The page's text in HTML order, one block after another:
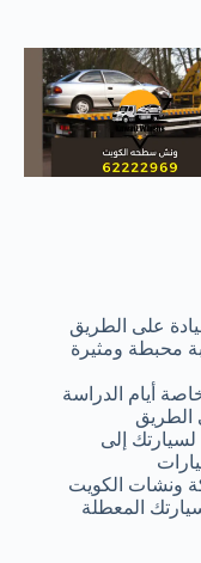
على الطريق
محبطة ومثيرة
أيام الدراسة
الطريق
إلى
ونشات الكويت
المعطلة